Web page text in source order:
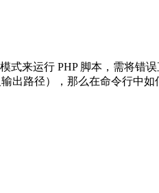
式来运行 PHP 脚本，需将错
出路径），那么在命令行中